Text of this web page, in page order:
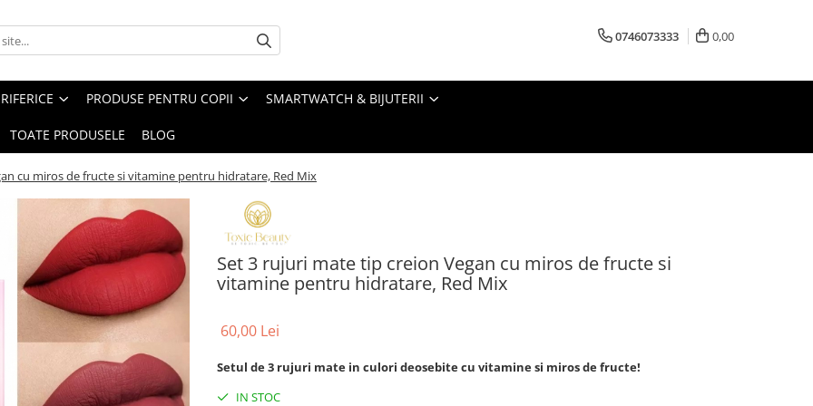
0746073333 0,00
PRODUSE PENTRU COPII SMARTWATCH & BIJUTERII
TOATE PRODUSELE BLOG
cu miros de fructe si vitamine pentru hidratare, Red Mix
Set 3 rujuri mate tip creion Vegan cu miros de fructe si
vitamine pentru hidratare, Red Mix
60,00 Lei
Setul de 3 rujuri mate in culori deosebite cu vitamine si miros de fructe!
IN STOC